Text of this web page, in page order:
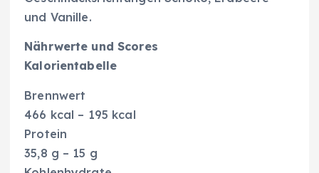
und Vanille.
Nährwerte und Scores
Kalorientabelle
Brennwert
466 kcal – 195 kcal
Protein
35,8 g – 15 g